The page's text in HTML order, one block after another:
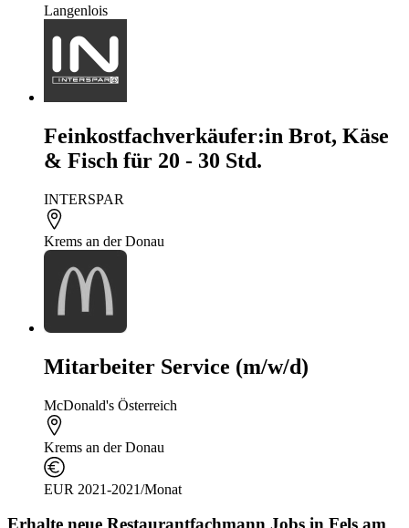
Langenlois
Feinkostfachverkäufer:in Brot, Käse
& Fisch für 20 - 30 Std.
INTERSPAR
Krems an der Donau
Mitarbeiter Service (m/w/d)
McDonald's Österreich
Krems an der Donau
EUR 2021-2021/Monat